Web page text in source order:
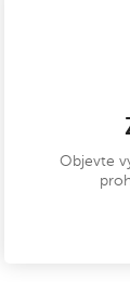
Objevte